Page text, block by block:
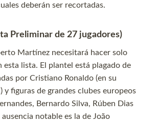
deberán ser recortadas.
Preliminar de 27 jugadores)
Martínez necesitará hacer solo
esta lista. El plantel está plagado de
por Cristiano Ronaldo (en su
y figuras de grandes clubes europeos
Bernardo Silva, Rúben Dias
notable es la de João